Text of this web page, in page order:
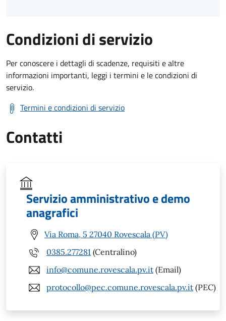
Condizioni di servizio
Per conoscere i dettagli di scadenze, requisiti e altre
informazioni importanti, leggi i termini e le condizioni di
servizio.
Termini e condizioni di servizio
Contatti
Servizio amministrativo e demo
anagrafici
Via Roma, 5 27040 Rovescala (PV)
0385.277281 (Centralino)
info@comune.rovescala.pv.it (Email)
protocollo@pec.comune.rovescala.pv.it (PEC)